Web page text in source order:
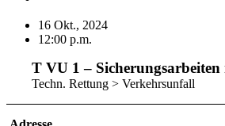
16 Okt., 2024
12:00 p.m.
T VU 1 –
Techn. Rettung > Verkehrsunfall